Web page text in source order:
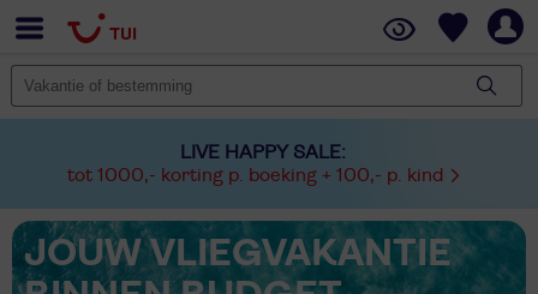
LIVE HAPPY SALE:
tot 1000,- korting p. boeking + 100,- p. kind
JOUW VLIEGVAKANTIE